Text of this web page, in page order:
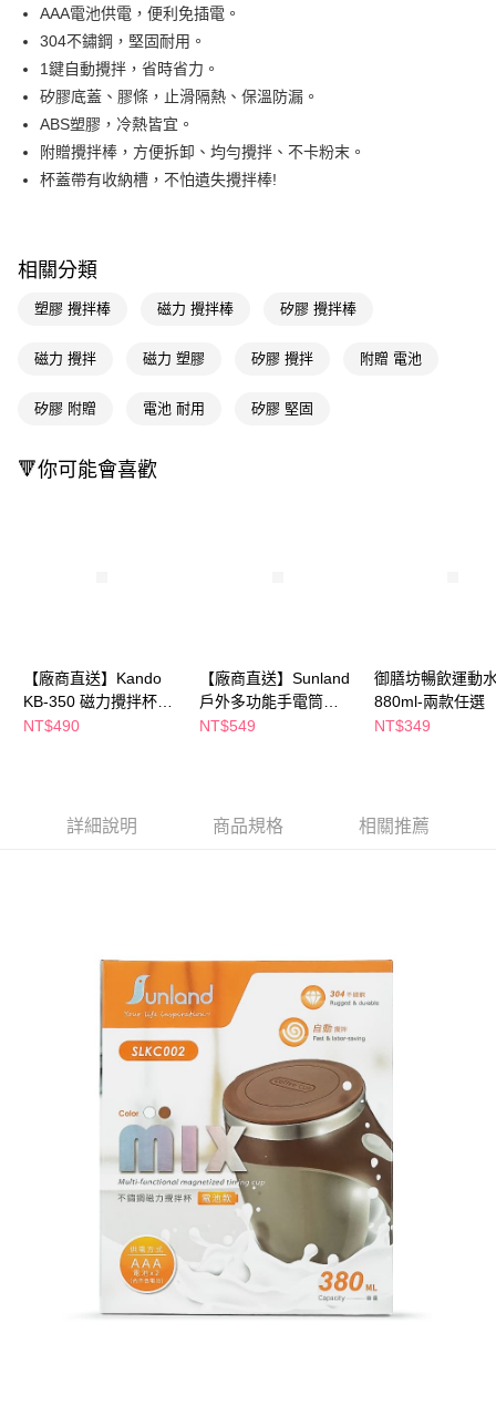
Apple Pay
街口支付
悠遊付
Google Pay
AFTEE先享後付
便利好安心！
１．簡單：不需註冊會員、不需綁卡、不需儲值。
２．便利：只要手機號碼，簡訊認證，即可結帳。
【「AFTEE先享後付」結帳流程】
結帳頁面，進行簡訊認證並確認金額後，即可完成結帳。
ATM／網路銀行／等多元方式進行付款，方視為交易完成。
※ 請注意：結帳手續完成當下不需立刻繳費，但若您需要取消訂單，請聯絡
權轉讓予恩沛科技股份有限公司。
２．關於個人資料處理事宜，請瀏覽以下網址：
https://aftee.tw/terms/#terms3
時審查核予不同之上限額度；若仍有額度不足之情形，本公司將視審查結果
每筆NT$100，滿NT$590(含以上)免運費
AAA電池供電，便利免插電。
304不鏽鋼，堅固耐用。
1鍵自動攪拌，省時省力。
矽膠底蓋、膠條，止滑隔熱、保溫防漏。
ABS塑膠，冷熱皆宜。
附贈攪拌棒，方便拆卸、均勻攪拌、不卡粉末。
杯蓋帶有收納槽，不怕遺失攪拌棒!
相關分類
塑膠 攪拌棒 磁力 攪拌棒 矽膠 攪拌棒
磁力 攪拌 磁力 塑膠 矽膠 攪拌 附贈 電池
矽膠 附贈 電池 耐用 矽膠 堅固
🔻你可能會喜歡
【廠商直送】Kando
KB-350 磁力攪拌杯
350ml-多款任選
NT$490
【廠商直送】Sunland
戶外多功能手電筒
2500mAh-橘
NT$549
御膳坊暢飲運動
880ml-兩款任選
NT$349
詳細說明 商品規格 相關推薦